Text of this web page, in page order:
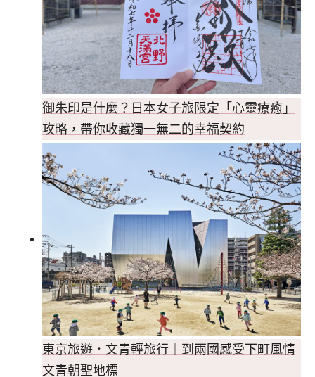
御朱印是什麼？日本女子旅限定「心靈療癒」
攻略，帶你收藏獨一無二的幸福契約
東京旅遊．文青輕旅行｜到兩國感受下町風情
文青朝聖地標